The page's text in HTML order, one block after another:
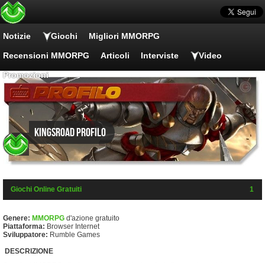
Notizie Giochi Migliori MMORPG
Recensioni MMORPG Articoli Interviste Video
Promozioni
KingsRoad Profilo
Giochi Online Gratuiti 1
Genere: MMORPG d'azione gratuito
Piattaforma: Browser Internet
Sviluppatore: Rumble Games
DESCRIZIONE